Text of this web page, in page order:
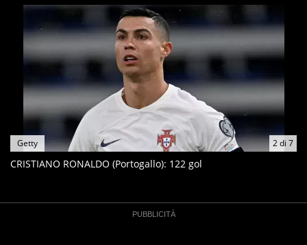
2di 7
Getty
CRISTIANO RONALDO (Portogallo): 122 gol